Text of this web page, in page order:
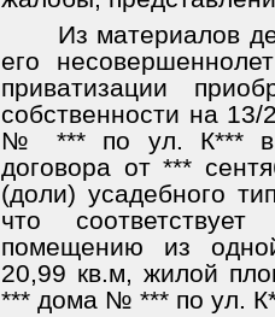
Из материалов
его
приватизации
собственности на
№ *** по ул. К*** в
договора от ***
(доли) усадебного
что
помещению из
20,99 кв.м, жилой
*** дома № *** по ул.